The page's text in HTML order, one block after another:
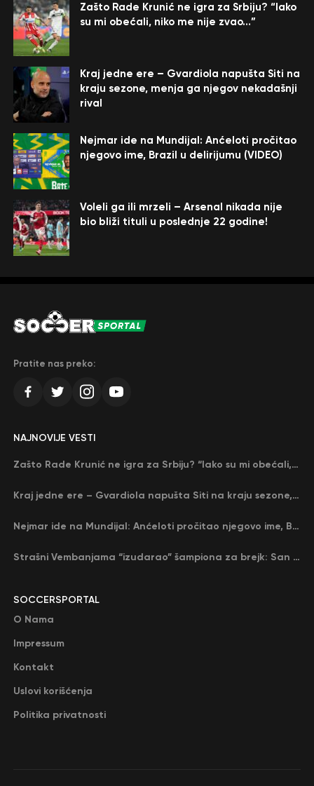
Zašto Rade Krunić ne igra za Srbiju? “Iako
su mi obećali, niko me nije zvao…”
Kraj jedne ere – Gvardiola napušta Siti na
kraju sezone, menja ga njegov nekadašnji
rival
Nejmar ide na Mundijal: Anćeloti pročitao
njegovo ime, Brazil u delirijumu (VIDEO)
Voleli ga ili mrzeli – Arsenal nikada nije
bio bliži tituli u poslednje 22 godine!
Pratite nas preko:
SOCCERSPORTAL
O Nama
Impressum
Kontakt
Uslovi korišćenja
Politika privatnosti
NAJNOVIJE VESTI
Zašto Rade Krunić ne igra za Srbiju? “Iako su mi obećali, niko me nije zvao…”
Kraj jedne ere – Gvardiola napušta Siti na kraju sezone, menja ga njegov nekadašnji rival
Nejmar ide na Mundijal: Anćeloti pročitao njegovo ime, Brazil u delirijumu (VIDEO)
Strašni Vembanjama “izudarao” šampiona za brejk: San Antonio poveo protiv Oklahome